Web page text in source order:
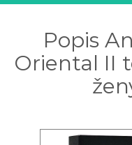
Popis
Oriental II